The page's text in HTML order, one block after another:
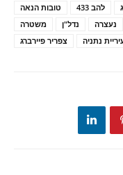
טובות הנאה
להב 433
משטרה
נדל"ן נעצרה
צפריר פיירברג
נתניה